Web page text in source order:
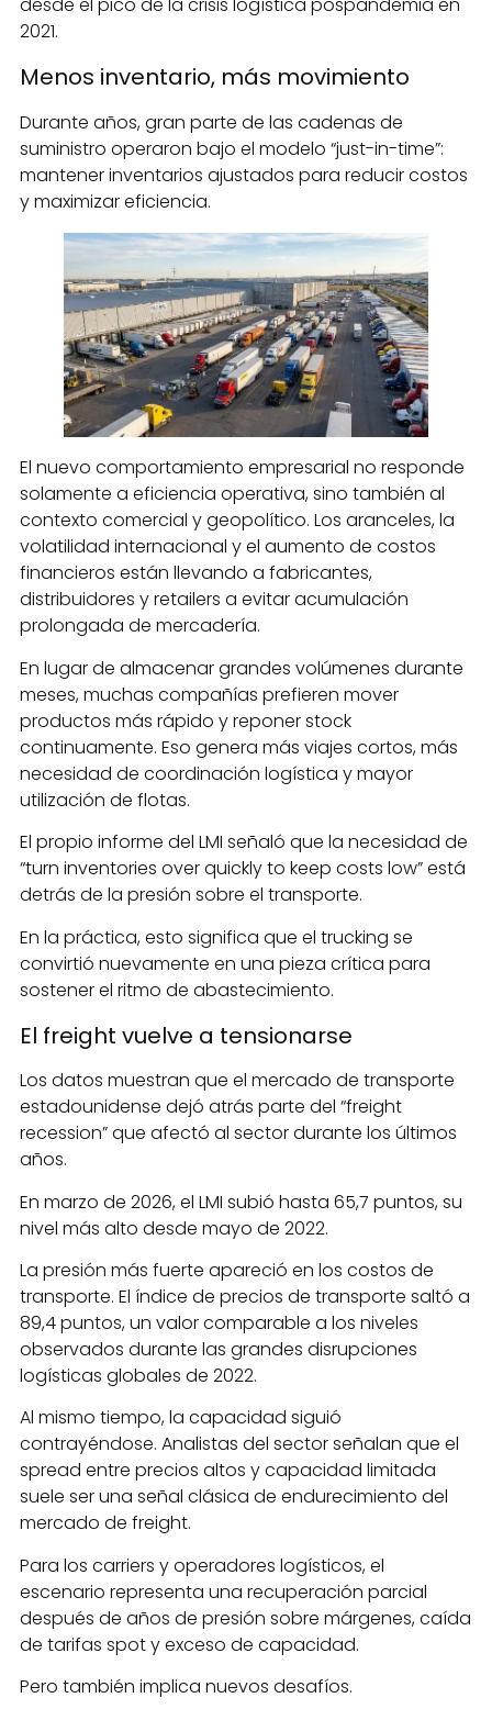
2021.
Menos inventario, más movimiento
Durante años, gran parte de las cadenas de
suministro operaron bajo el modelo “just-in-time”:
mantener inventarios ajustados para reducir costos
y maximizar eficiencia.
El nuevo comportamiento empresarial no responde
solamente a eficiencia operativa, sino también al
contexto comercial y geopolítico. Los aranceles, la
volatilidad internacional y el aumento de costos
financieros están llevando a fabricantes,
distribuidores y retailers a evitar acumulación
prolongada de mercadería.
En lugar de almacenar grandes volúmenes durante
meses, muchas compañías prefieren mover
productos más rápido y reponer stock
continuamente. Eso genera más viajes cortos, más
necesidad de coordinación logística y mayor
utilización de flotas.
El propio informe del LMI señaló que la necesidad de
“turn inventories over quickly to keep costs low” está
detrás de la presión sobre el transporte.
En la práctica, esto significa que el trucking se
convirtió nuevamente en una pieza crítica para
sostener el ritmo de abastecimiento.
El freight vuelve a tensionarse
Los datos muestran que el mercado de transporte
estadounidense dejó atrás parte del “freight
recession” que afectó al sector durante los últimos
años.
En marzo de 2026, el LMI subió hasta 65,7 puntos, su
nivel más alto desde mayo de 2022.
La presión más fuerte apareció en los costos de
transporte. El índice de precios de transporte saltó a
89,4 puntos, un valor comparable a los niveles
observados durante las grandes disrupciones
logísticas globales de 2022.
Al mismo tiempo, la capacidad siguió
contrayéndose. Analistas del sector señalan que el
spread entre precios altos y capacidad limitada
suele ser una señal clásica de endurecimiento del
mercado de freight.
Para los carriers y operadores logísticos, el
escenario representa una recuperación parcial
después de años de presión sobre márgenes, caída
de tarifas spot y exceso de capacidad.
Pero también implica nuevos desafíos.